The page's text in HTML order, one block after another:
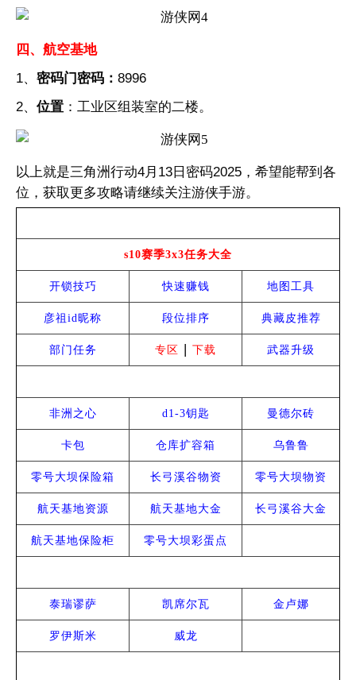
四、航空基地
1、 密码门密码： 8996
2、 位置 ：工业区组装室的二楼。
以上就是三角洲行动4月13日密码2025，希望能帮到各
位，获取更多攻略请继续关注游侠手游。
s10赛季3x3任务大全
开锁技巧 快速赚钱 地图工具
彦祖id昵称 段位排序 典藏皮推荐
部门任务 专区 | 下载 武器升级
非洲之心 d1-3钥匙 曼德尔砖
卡包 仓库扩容箱 乌鲁鲁
零号大坝保险箱 长弓溪谷物资 零号大坝物资
航天基地资源 航天基地大金 长弓溪谷大金
航天基地保险柜 零号大坝彩蛋点
泰瑞谬萨 凯席尔瓦 金卢娜
罗伊斯米 威龙